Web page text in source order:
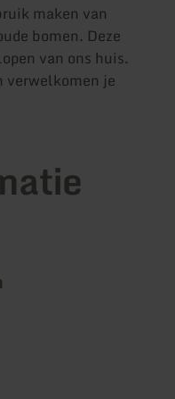
maken van
bomen. Deze
van ons huis.
verwelkomen je